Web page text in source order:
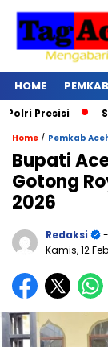
HOME
STAIN
Home / Pemkab
Bupati
Gotong
2026
Redaksi
Kamis, 12